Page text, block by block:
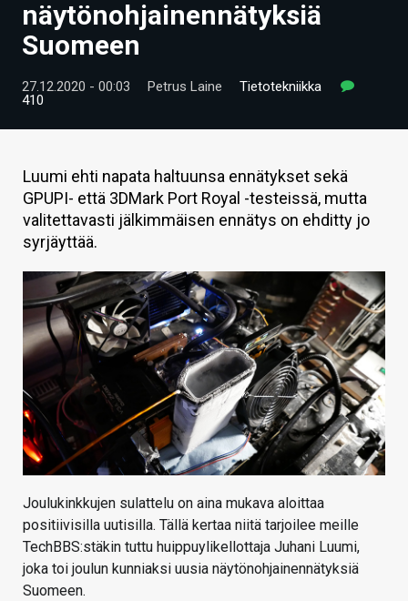
VIDEOT
TECHBBS
TIETOA
HINTA.FI
KAUPPA
VAIHDA TEEMA
HAKU
näytönohjainennätyksiä
Suomeen
27.12.2020 - 00:03 Petrus Laine
Tietotekniikka
410
Luumi ehti napata haltuunsa ennätykset sekä
GPUPI- että 3DMark Port Royal -testeissä, mutta
valitettavasti jälkimmäisen ennätys on ehditty jo
syrjäyttää.
Joulukinkkujen sulattelu on aina mukava aloittaa
positiivisilla uutisilla. Tällä kertaa niitä tarjoilee meille
TechBBS:stäkin tuttu huippuylikellottaja Juhani Luumi,
joka toi joulun kunniaksi uusia näytönohjainennätyksiä
Suomeen.